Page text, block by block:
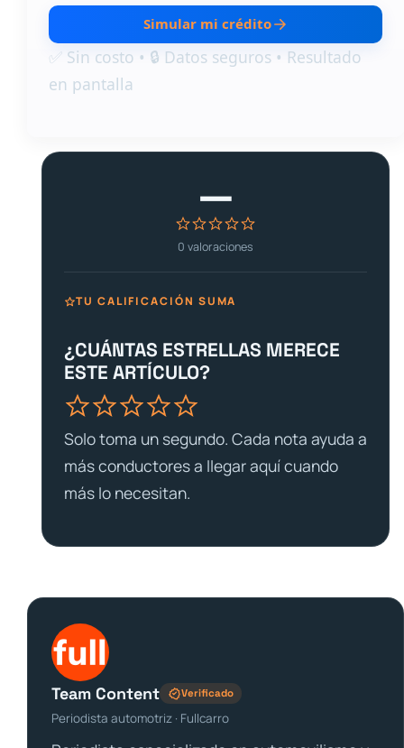
Simular mi crédito
✅ Sin costo • 🔒 Datos seguros • Resultado
en pantalla
—
0 valoraciones
TU CALIFICACIÓN SUMA
¿CUÁNTAS ESTRELLAS MERECE
ESTE ARTÍCULO?
Solo toma un segundo. Cada nota ayuda a
más conductores a llegar aquí cuando
más lo necesitan.
Team Content Verificado
Periodista automotriz · Fullcarro